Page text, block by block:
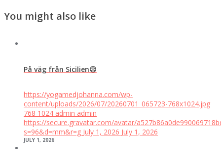
You might also like
På väg från Sicilien😥
https://yogamedjohanna.com/wp-
content/uploads/2026/07/20260701_065723-768x1024.jpg
768 1024 admin admin
https://secure.gravatar.com/avatar/
s=96&d=mm&r=g July 1, 2026 July 1, 2026
JULY 1, 2026